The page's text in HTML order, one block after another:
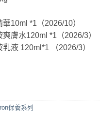
華10ml *1（2026/10）
膚水120ml *1（2026/3）
液 120ml*1 （2026/3）
保養系列